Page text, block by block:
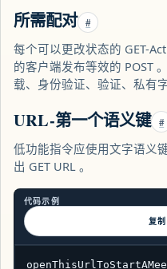
所需配对 #
每个可以更改状态的 GET-
的客户端发布等效的 POST
载、身份验证、验证、私有
URL-第一个语义键 #
低功能指令应使用文字语义
出 GET URL 。
代码示例
复